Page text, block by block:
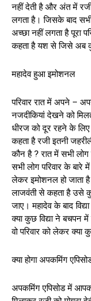
नहीं देती है और अंत में रजी
लगता है। जिसके बाद
अच्छा नहीं लगता है पूरा
कहता है यश से जिसे अब
महादेव हुआ इमोशनल
परिवार रात में अपने –
नजदीकियां देखने को
धीरज को दूर रहने के
कहता है रजी इतनी
कौन है ? रात में सभी
सभी लोग परिवार के
लेकर इमोशनल हो जाता
लाजवंती से कहता है उसे
जाए। महादेव के बाद
क्या कुछ विद्या ने बचपन में
वो परिवार को लेकर क्या
क्या होगा अपकमिंग
अपकमिंग एपिसोड में